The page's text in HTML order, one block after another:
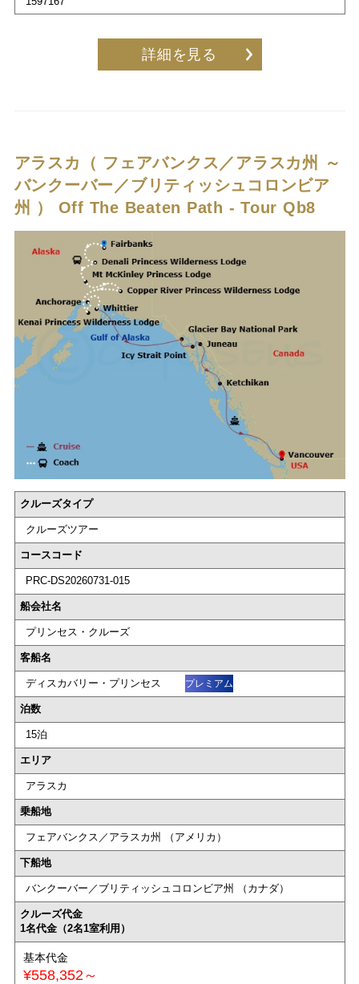
詳細を見る
アラスカ（ フェアバンクス／アラスカ州 ～
バンクーバー／ブリティッシュコロンビア
州 ） Off The Beaten Path - Tour Qb8
クルーズタイプ
クルーズツアー
コースコード
PRC-DS20260731-015
船会社名
プリンセス・クルーズ
客船名
ディスカバリー・プリンセス プレミアム
泊数
15泊
エリア
アラスカ
乗船地
フェアバンクス／アラスカ州 （アメリカ）
下船地
バンクーバー／ブリティッシュコロンビア州 （カナダ）
クルーズ代金
1名代金（2名1室利用）
基本代金
¥558,352～